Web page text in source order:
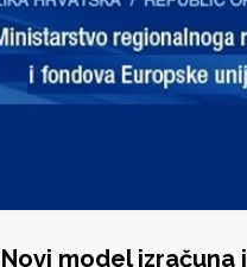
Novi model izračuna